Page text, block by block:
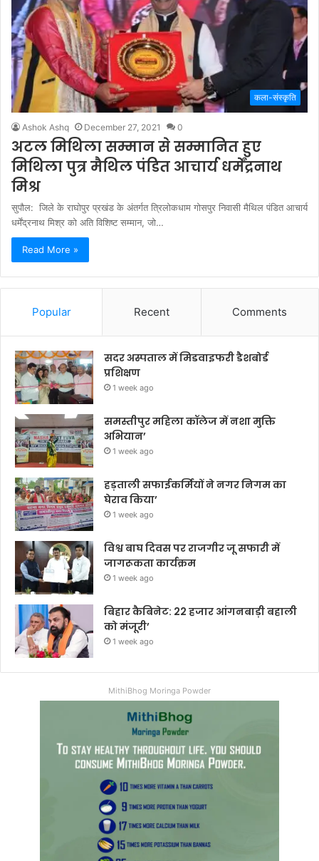
कला-संस्कृति
Ashok Ashq December 27, 2021 0
अटल मिथिला सम्मान से सम्मानित हुए
मिथिला पुत्र मैथिल पंडित आचार्य धर्मेंद्रनाथ
मिश्र
सुपौल: जिले के राघोपुर प्रखंड के अंतर्गत त्रिलोकधाम गोसपुर निवासी मैथिल पंडित आचार्य
धर्मेंद्रनाथ मिश्र को अति विशिष्ट सम्मान, जो…
Read More »
Popular Recent Comments
सदर अस्पताल में मिडवाइफरी डैशबोर्ड
प्रशिक्षण
1 week ago
समस्तीपुर महिला कॉलेज में नशा मुक्ति
अभियान’
1 week ago
हड़ताली सफाईकर्मियों ने नगर निगम का
घेराव किया’
1 week ago
विश्व बाघ दिवस पर राजगीर जू सफारी में
जागरूकता कार्यक्रम
1 week ago
बिहार कैबिनेट: 22 हजार आंगनबाड़ी बहाली
को मंजूरी’
1 week ago
MithiBhog Moringa Powder